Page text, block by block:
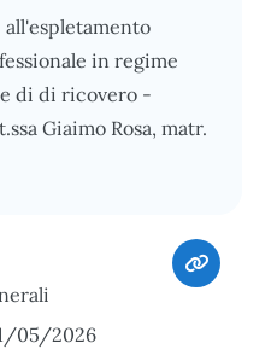
in regime
di di ricovero -
Giaimo Rosa, matr.
05/2026